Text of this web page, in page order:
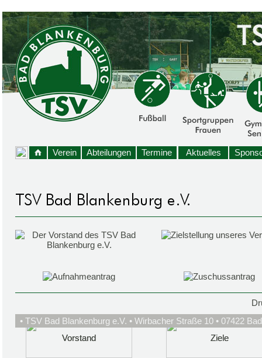
Verein Abteilungen Termine Aktuelles
Vorstand
Vorstand Ziele
Ziele
• TSV Bad Blankenburg e.V. • Wirbacher Straße 10 • 07422